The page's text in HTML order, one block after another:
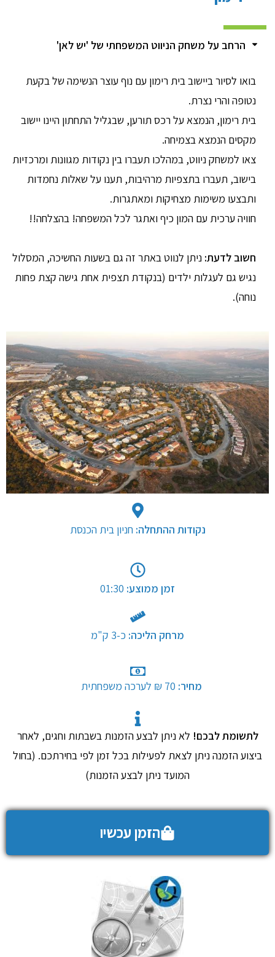
הרחב על משחק הניווט המשפחתי של 'יש לאן'
בואו לסיור ביישוב בית רימון עם נוף עוצר הנשימה של בקעת
נטופה והרי נצרת.
בית רימון, הנמצא על רכס תורען, שבגליל התחתון היינו יישוב
מקסים הנמצא בצמיחה.
צאו למשחק ניווט, במהלכו תעברו בין נקודות מגוונות ומרכזיות
בישוב, תעברו בתצפיות מרהיבות, תענו על שאלות נחמדות
ותבצעו משימות מצחיקות ומאתגרות.
חוויה ערכית עם המון כיף ואתגר לכל המשפחה! בהצלחה!!
חשוב לדעת: ניתן לנווט באתר זה גם בשעות החשיכה, המסלול
נגיש גם לעגלות ילדים (בנקודת תצפית אחת גישה קצת פחות
נוחה). ​
נקודות ההתחלה:
זמן ממוצע:
מרחק הליכה: כ-3 ק"מ​
מחיר: 70 ₪ לערכה משפחתית
לתשומת לבכם! לא ניתן לבצע הזמנות בשבתות וחגים, לאחר
ביצוע הזמנה ניתן לצאת לפעילות בכל זמן לפי בחירתכם. (בחול
המועד ניתן לבצע הזמנות)
הזמן עכשיו